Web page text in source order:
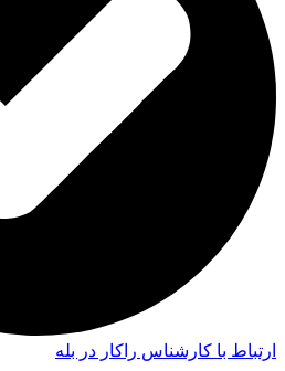
ارتباط با کارشناس راکار در بله